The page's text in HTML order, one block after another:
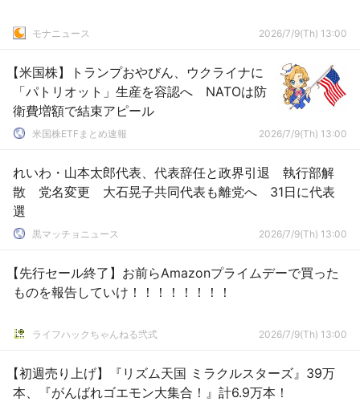
モナニュース 2026/7/9(Th) 13:00
【米国株】トランプおやびん、ウクライナに
「パトリオット」生産を容認へ NATOは防
衛費増額で結束アピール
米国株ETFまとめ速報 2026/7/9(Th) 13:00
れいわ・山本太郎代表、代表辞任と政界引退 執行部解
散 党名変更 大石晃子共同代表も離党へ 31日に代表
選
黒マッチョニュース 2026/7/9(Th) 13:00
【先行セール終了】お前らAmazonプライムデーで買った
ものを報告していけ！！！！！！！！
ライフハックちゃんねる弐式 2026/7/9(Th) 13:00
【初週売り上げ】『リズム天国 ミラクルスターズ』39万
本、『がんばれゴエモン大集合！』計6.9万本！